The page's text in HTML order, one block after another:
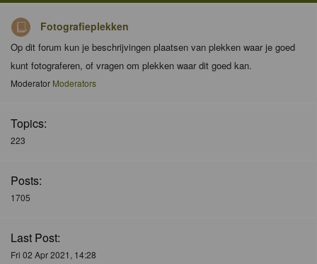
Fotografieplekken
Op dit forum kun je beschrijvingen plaatsen van plekken waar je goed
kunt fotograferen, of vragen om plekken waar dit goed kan.
Moderator Moderators
Topics:
223
Posts:
1705
Last Post:
Fri 02 Apr 2021, 14:28